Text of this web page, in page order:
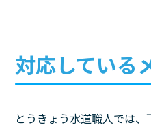
対応している
とうきょう水道職人では